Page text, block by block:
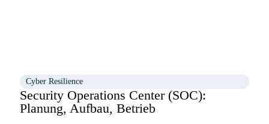
Cyber Resilience
Security Operations Center (SOC):
Planung, Aufbau, Betrieb